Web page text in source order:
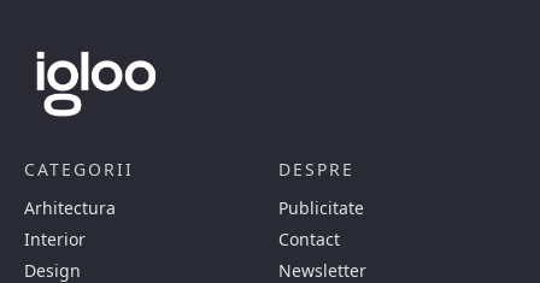
CATEGORII
Arhitectura
Interior
Design
DESPRE
Publicitate
Contact
Newsletter